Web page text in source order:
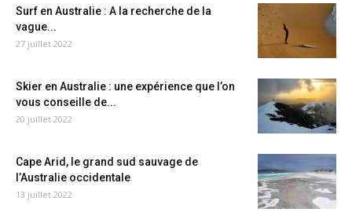
Surf en Australie : A la recherche de la
vague...
27 juillet 2022
Skier en Australie : une expérience que l’on
vous conseille de...
20 juillet 2022
Cape Arid, le grand sud sauvage de
l’Australie occidentale
13 juillet 2022